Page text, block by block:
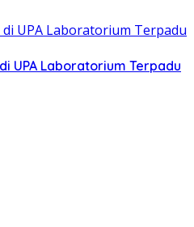
UPA Laboratorium Terpadu